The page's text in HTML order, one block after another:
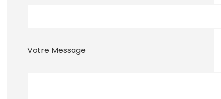
Votre Message